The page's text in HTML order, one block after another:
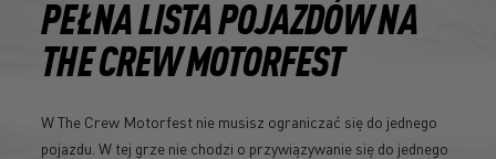
PEŁNA LISTA POJAZDÓW NA
THE CREW MOTORFEST
W The Crew Motorfest nie musisz ograniczać się do jednego
pojazdu. W tej grze nie chodzi o przywiązywanie się do jednego